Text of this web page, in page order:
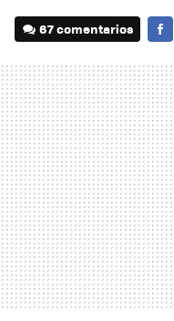
67 comentarios